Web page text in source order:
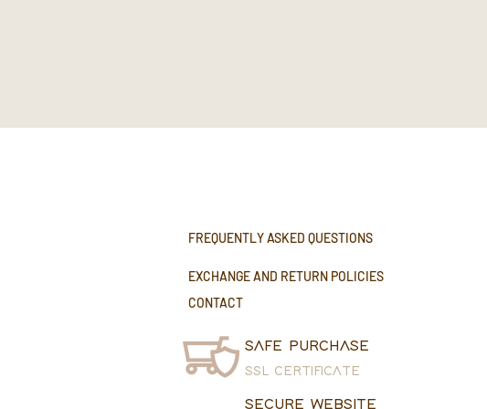
FREQUENTLY ASKED QUESTIONS
EXCHANGE AND RETURN POLICIES
CONTACT
SAFE PURCHASE
SSL CERTIFICATE
SECURE WEBSITE